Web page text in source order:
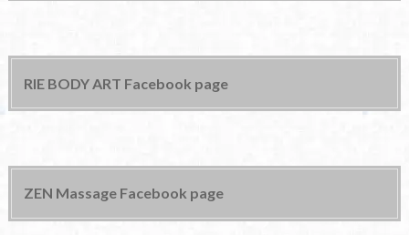
RIE BODY ART Facebook page
ZEN Massage Facebook page